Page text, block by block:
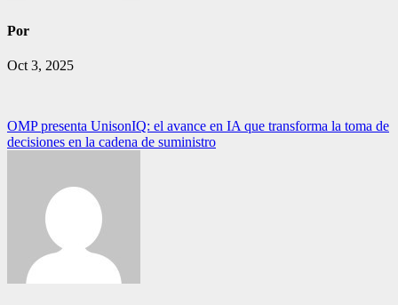
Por
Oct 3, 2025
Navegación
de
OMP presenta UnisonIQ: el avance en IA que transforma la toma de
decisiones en la cadena de suministro